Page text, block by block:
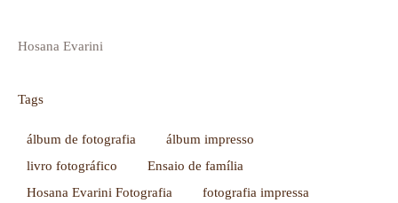
Hosana Evarini
Tags
álbum de fotografia
álbum impresso
livro fotográfico
Ensaio de família
Hosana Evarini Fotografia
fotografia impressa